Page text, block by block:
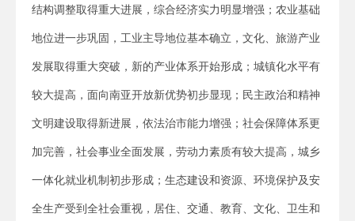
结构调整取得重大进展，综合经济实力明显增强；农业基础
地位进一步巩固，工业主导地位基本确立，文化、旅游产业
发展取得重大突破，新的产业体系开始形成；城镇化水平有
较大提高，面向南亚开放新优势初步显现；民主政治和精神
文明建设取得新进展，依法治市能力增强；社会保障体系更
加完善，社会事业全面发展，劳动力素质有较大提高，城乡
一体化就业机制初步形成；生态建设和资源、环境保护及安
全生产受到全社会重视，居住、交通、教育、文化、卫生和